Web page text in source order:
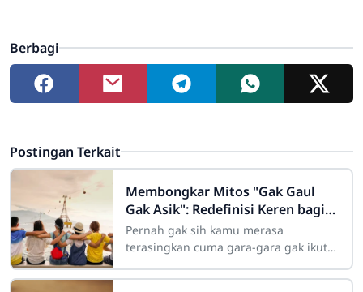
Berbagi
Postingan Terkait
Membongkar Mitos "Gak Gaul
Gak Asik": Redefinisi Keren bagi
Remaja Modern
Pernah gak sih kamu merasa
terasingkan cuma gara-gara gak ikut
kemarin? Atau merasa "kurang keren"